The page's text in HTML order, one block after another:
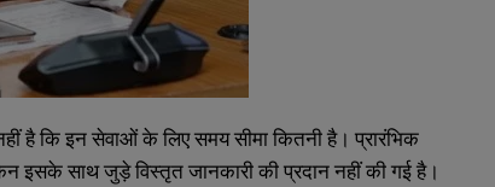
है कि इन सेवाओं के लिए समय सीमा कितनी है। प्रारंभिक
इसके साथ जुड़े विस्तृत जानकारी की प्रदान नहीं की गई है।